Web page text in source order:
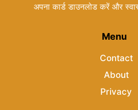
अपना कार्ड डाउनलोड करें और
Menu
Contact
About
Privacy